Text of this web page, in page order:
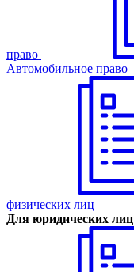
право
Автомобильное право
физических лиц
Для юридических лиц